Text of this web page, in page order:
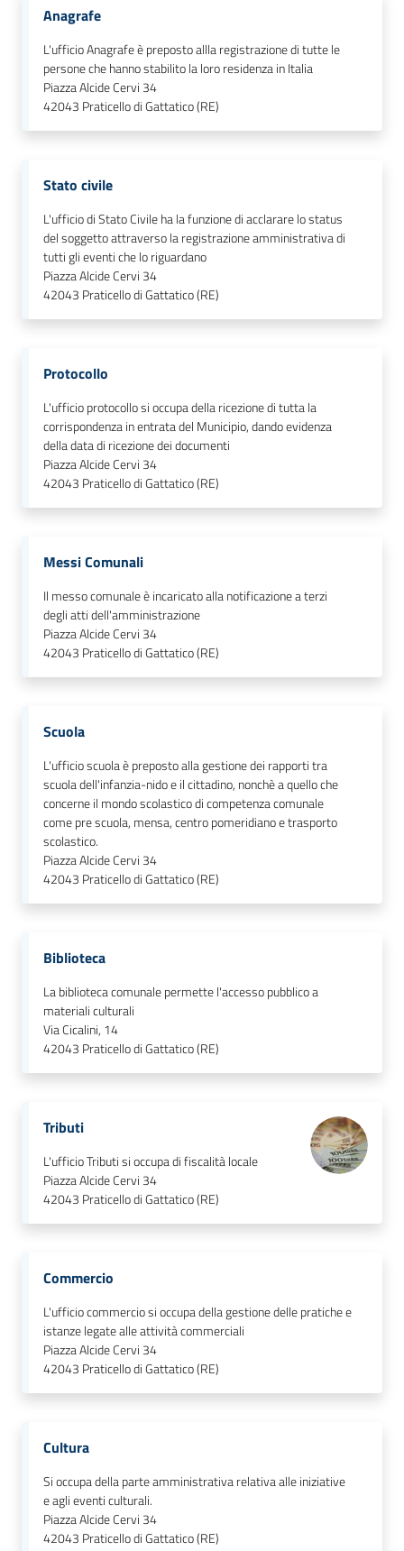
Seguici
Anagrafe
L'ufficio Anagrafe è preposto allla registrazione di tutte le
persone che hanno stabilito la loro residenza in Italia
Piazza Alcide Cervi 34
42043 Praticello di Gattatico (RE)
Stato civile
L'ufficio di Stato Civile ha la funzione di acclarare lo status
del soggetto attraverso la registrazione amministrativa di
tutti gli eventi che lo riguardano
Piazza Alcide Cervi 34
42043 Praticello di Gattatico (RE)
Protocollo
L'ufficio protocollo si occupa della ricezione di tutta la
corrispondenza in entrata del Municipio, dando evidenza
della data di ricezione dei documenti
Piazza Alcide Cervi 34
42043 Praticello di Gattatico (RE)
Messi Comunali
Il messo comunale è incaricato alla notificazione a terzi
degli atti dell'amministrazione
Piazza Alcide Cervi 34
42043 Praticello di Gattatico (RE)
Scuola
L'ufficio scuola è preposto alla gestione dei rapporti tra
scuola dell'infanzia-nido e il cittadino, nonchè a quello che
concerne il mondo scolastico di competenza comunale
come pre scuola, mensa, centro pomeridiano e trasporto
scolastico.
Piazza Alcide Cervi 34
42043 Praticello di Gattatico (RE)
Biblioteca
La biblioteca comunale permette l'accesso pubblico a
materiali culturali
Via Cicalini, 14
42043 Praticello di Gattatico (RE)
Tributi
L'ufficio Tributi si occupa di fiscalità locale
Piazza Alcide Cervi 34
42043 Praticello di Gattatico (RE)
Commercio
L'ufficio commercio si occupa della gestione delle pratiche e
istanze legate alle attività commerciali
Piazza Alcide Cervi 34
42043 Praticello di Gattatico (RE)
Cultura
Si occupa della parte amministrativa relativa alle iniziative
e agli eventi culturali.
Piazza Alcide Cervi 34
42043 Praticello di Gattatico (RE)